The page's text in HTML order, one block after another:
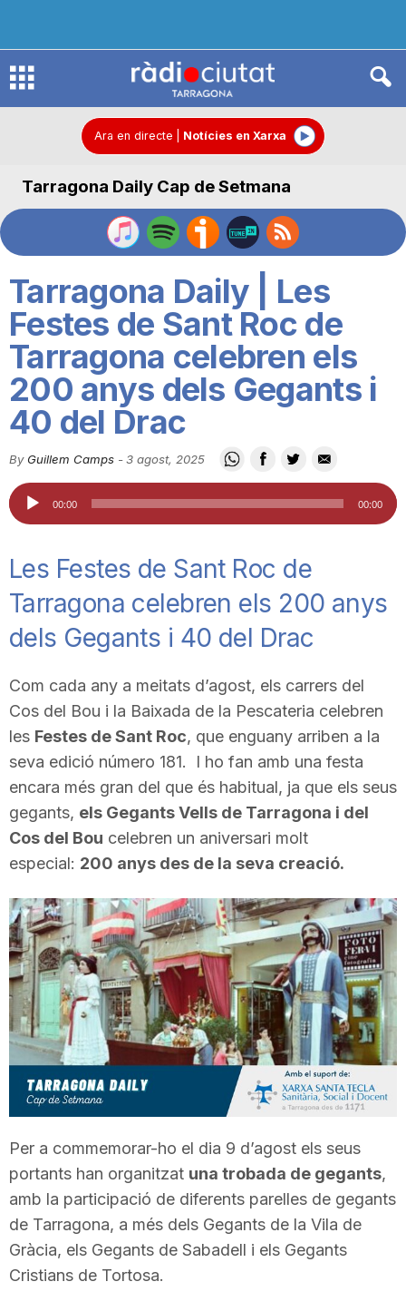
R
d
C
i
u
a
d
T
r
r
a
o
Ara en directe Notícies en Xarxa
Tarragona Daily Cap de Setmana
Tarragona Daily | Les
Festes de Sant Roc de
Tarragona celebren els
200 anys dels Gegants i
40 del Drac
By Guillem Camps -3 agost, 2025
Reproductor
d'àudio
00:00 00:00
Les Festes de Sant Roc de
Tarragona celebren els 200 anys
dels Gegants i 40 del Drac
Com cada any a meitats d’agost, els carrers del
Cos del Bou i la Baixada de la Pescateria celebren
les Festes de Sant Roc, que enguany arriben a la
seva edició número 181. I ho fan amb una festa
encara més gran del que és habitual, ja que els seus
gegants, els Gegants Vells de Tarragona i del
Cos del Bou celebren un aniversari molt
especial: 200 anys des de la seva creació.
Per a commemorar-ho el dia 9 d’agost els seus
portants han organitzat una trobada de gegants,
amb la participació de diferents parelles de gegants
de Tarragona, a més dels Gegants de la Vila de
Gràcia, els Gegants de Sabadell i els Gegants
Cristians de Tortosa.